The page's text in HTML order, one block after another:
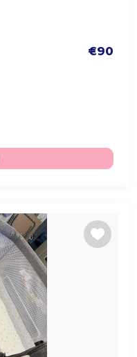
€90